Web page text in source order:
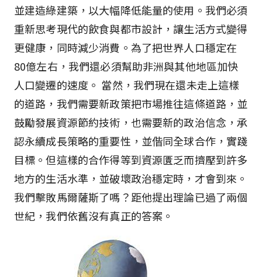
並建造綠建築，以大幅降低能量的使用。我們必須
重新思考現代的飲食與都市設計，讓生活方式變得
更健康，同時減少消費。為了把世界人口穩定在
80億左右，我們還必須幫助非洲與其他地區加快
人口變遷的速度。 當然，我們現在還未走上這樣
的道路，我們需要新政策把市場推往這條道路，並
鼓勵發展資源節約技術，也需要新的政治信念，承
認永續成長策略的重要性，並偕同全球合作，實踐
目標。但這樣的合作得等到資源匱乏而擠壓到許多
地方的生活水準，並破壞政治穩定時，才會到來。
我們擊敗馬爾薩斯了嗎？距他提出理論已過了兩個
世紀，我們依舊沒有真正的答案。